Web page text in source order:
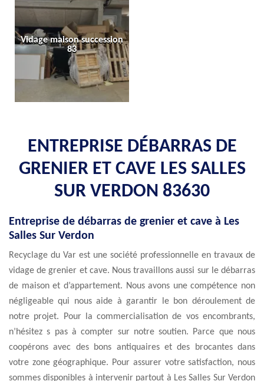
Vidage maison succession
83
ENTREPRISE DÉBARRAS DE
GRENIER ET CAVE LES SALLES
SUR VERDON 83630
Entreprise de débarras de grenier et cave à Les
Salles Sur Verdon
Recyclage du Var est une société professionnelle en travaux de
vidage de grenier et cave. Nous travaillons aussi sur le débarras
de maison et d’appartement. Nous avons une compétence non
négligeable qui nous aide à garantir le bon déroulement de
notre projet. Pour la commercialisation de vos encombrants,
n’hésitez s pas à compter sur notre soutien. Parce que nous
coopérons avec des bons antiquaires et des brocantes dans
votre zone géographique. Pour assurer votre satisfaction, nous
sommes disponibles à intervenir partout à Les Salles Sur Verdon